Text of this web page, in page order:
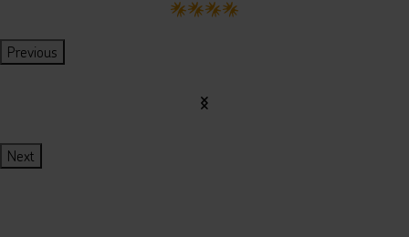
4
Previous
Next